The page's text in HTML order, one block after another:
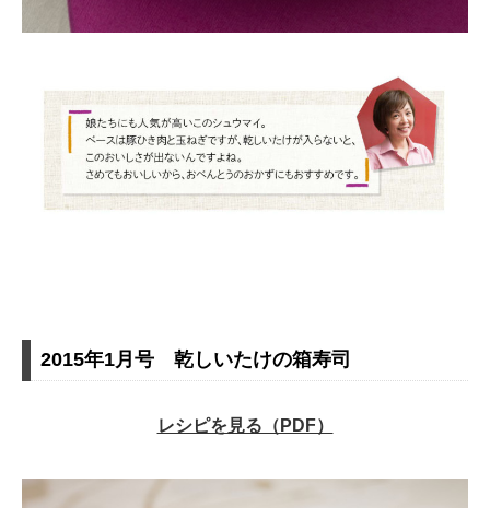
2015年1月号 乾しいたけの箱寿司
レシピを見る（PDF）